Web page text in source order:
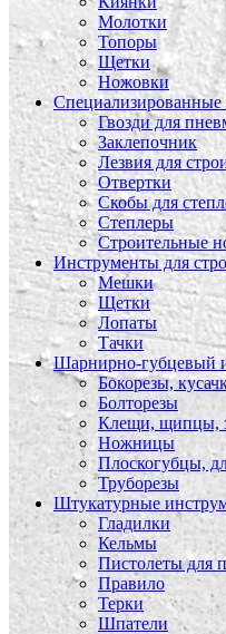
Молотки
Топоры
Щетки
Ножовки
Специализированные
Гвозди для
Заклепочник
Лезвия для
Отвертки
Скобы для
Степлеры
Строительные
Инструменты для
Мешки
Щетки
Лопаты
Тачки
Шарнирно-губцевый
Бокорезы,
Болторезы
Клещи, щипцы,
Ножницы
Плоскогубцы,
Труборезы
Штукатурные
Гладилки
Кельмы
Пистолеты для
Правило
Терки
Шпатели